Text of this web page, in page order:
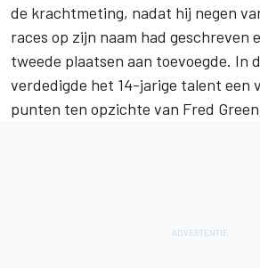
de krachtmeting, nadat hij negen
races op zijn naam had geschreven
tweede plaatsen aan toevoegde. In
verdedigde het 14-jarige talent een
punten ten opzichte van Fred